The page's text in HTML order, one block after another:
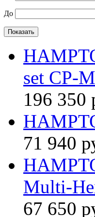
До
set CP-
196 350
71 940
Multi-
67 650